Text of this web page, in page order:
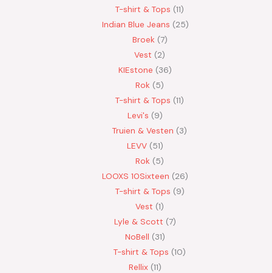
T-shirt & Tops 11
Indian Blue Jeans 25
Broek 7
Vest
2
KIEstone
36
Rok 5
T-shirt & Tops 11
Levi's
9
Truien & Vesten
3
LEVV 51
Rok 5
LOOXS 10Sixteen
26
T-shirt & Tops 9
Vest 1
Lyle & Scott 7
NoBell
31
T-shirt & Tops 10
Rellix 11